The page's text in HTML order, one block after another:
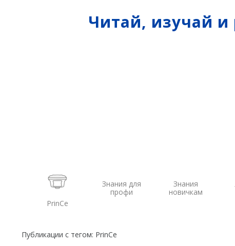
Читай, изучай и
PrinCe
Знания для
профи
Знания
новичкам
Публикации с тегом: PrinCe